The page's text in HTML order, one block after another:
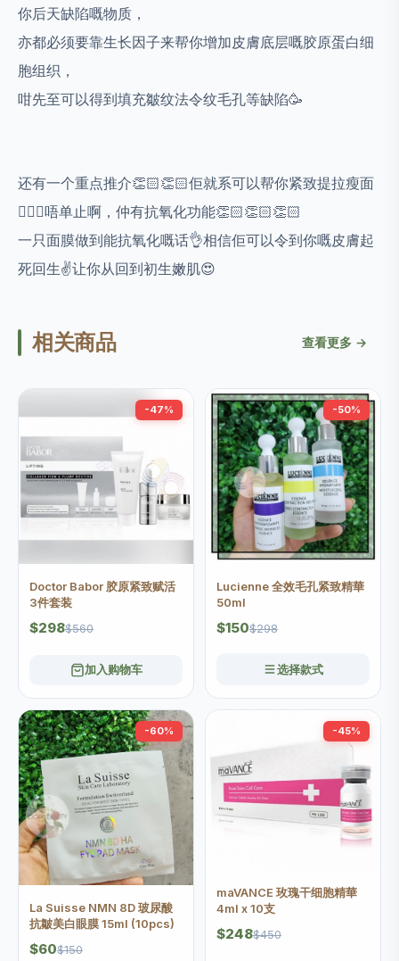
你后天缺陷嘅物质，
亦都必须要靠生长因子来帮你增加皮膚底层嘅胶原蛋白细
胞组织，
咁先至可以得到填充皺纹法令纹毛孔等缺陷🥳
还有一个重点推介👏🏻👏🏻佢就系可以帮你紧致提拉瘦面
🧏🏼‍♀️唔单止啊，仲有抗氧化功能👏🏻👏🏻👏🏻
一只面膜做到能抗氧化嘅话👌相信佢可以令到你嘅皮膚起
死回生✌️让你从回到初生嫩肌😍
相关商品 查看更多 →
-47%
Doctor Babor 胶原紧致赋活
3件套装
$298$560
加入购物车
-50%
Lucienne 全效毛孔紧致精華
50ml
$150$298
选择款式
-60%
La Suisse NMN 8D 玻尿酸
抗皺美白眼膜 15ml (10pcs)
$60$150
-45%
maVANCE 玫瑰干细胞精華
4ml x 10支
$248$450